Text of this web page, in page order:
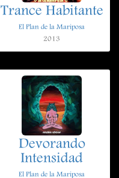
Trance Habitante
El Plan de la Mariposa
2013
Devorando
Intensidad
El Plan de la Mariposa